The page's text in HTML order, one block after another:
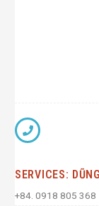
SERVICES:
+84. 0918 805 368